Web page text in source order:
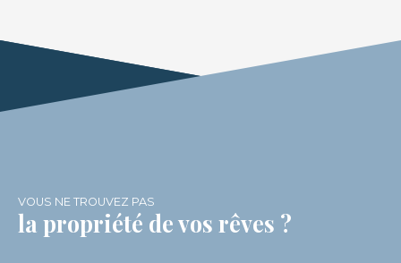
couloir, un salon-séjour donnant accès sur une
terrasse, une cuisine, 3 chambres, une salle de
bains, des WC séparés - Au premier étage : un
arborés, une remise Mode de chauffage : bois et
électrique Travaux de rénovation et d’amélioration
VOUS NE TROUVEZ PAS
la propriété de vos rêves ?